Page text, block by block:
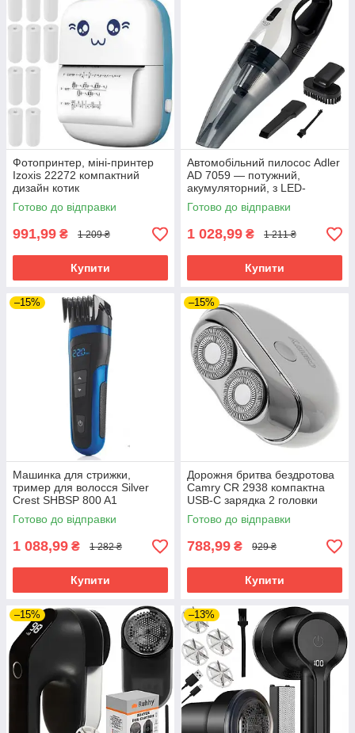
Фотопринтер, міні-принтер
Izoxis 22272 компактний
дизайн котик
Готово до відправки
991,99 ₴ 1 209 ₴
Купити
Автомобільний пилосос Adler
AD 7059 — потужний,
акумуляторний, з LED-
підсвіткою
Готово до відправки
1 028,99 ₴ 1 211 ₴
Купити
–15%
Машинка для стрижки,
тример для волосся Silver
Crest SHBSP 800 A1
акумуляторний
Готово до відправки
1 088,99 ₴ 1 282 ₴
Купити
–15%
Дорожня бритва бездротова
Camry CR 2938 компактна
USB-C зарядка 2 головки
Готово до відправки
788,99 ₴ 929 ₴
Купити
–15% –13%